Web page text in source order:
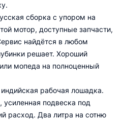
сборка с упором на
мотор, доступные запчасти,
найдётся в любом
решает. Хороший
мопеда на полноценный
индийская рабочая лошадка.
усиленная подвеска под
расход. Два литра на сотню